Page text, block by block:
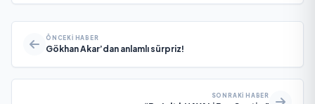
ÖNCEKI HABER
Gökhan Akar’dan anlamlı sürpriz!
SONRAKI HABER